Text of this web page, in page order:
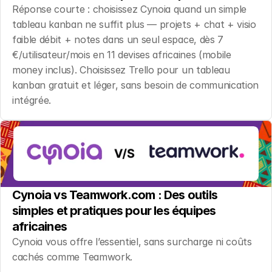
Réponse courte : choisissez Cynoia quand un simple
tableau kanban ne suffit plus — projets + chat + visio
faible débit + notes dans un seul espace, dès 7
€/utilisateur/mois en 11 devises africaines (mobile
money inclus). Choisissez Trello pour un tableau
kanban gratuit et léger, sans besoin de communication
intégrée.
Cynoia vs Teamwork.com : Des outils
simples et pratiques pour les équipes
africaines
Cynoia vous offre l’essentiel, sans surcharge ni coûts
cachés comme Teamwork.